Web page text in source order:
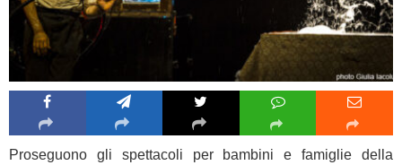
Proseguono gli spettacoli per bambini e famiglie della